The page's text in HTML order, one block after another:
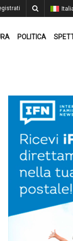
POLITICA